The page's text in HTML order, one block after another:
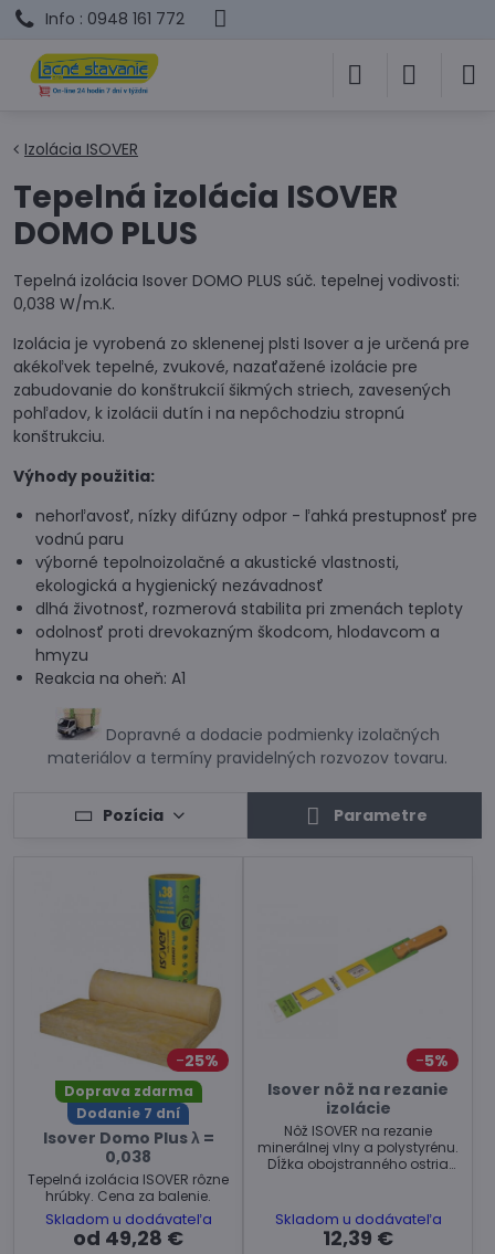
Info : 0948 161 772
Izolácia ISOVER
Tepelná izolácia ISOVER
DOMO PLUS
Tepelná izolácia Isover DOMO PLUS súč. tepelnej vodivosti:
0,038 W/m.K.
Izolácia je vyrobená zo sklenenej plsti Isover a je určená pre
akékoľvek tepelné, zvukové, nazaťažené izolácie pre
zabudovanie do konštrukcií šikmých striech, zavesených
pohľadov, k izolácii dutín i na nepôchodziu stropnú
konštrukciu.
Výhody použitia:
nehorľavosť, nízky difúzny odpor - ľahká prestupnosť pre
vodnú paru
výborné tepolnoizolačné a akustické vlastnosti,
ekologická a hygienický nezávadnosť
dlhá životnosť, rozmerová stabilita pri zmenách teploty
odolnosť proti drevokazným škodcom, hlodavcom a
hmyzu
Reakcia na oheň: A1
Dopravné a dodacie podmienky izolačných
materiálov a termíny pravidelných rozvozov tovaru.
Pozícia Parametre
25%
Doprava zdarma
Dodanie 7 dní
Isover Domo Plus λ =
0,038
Tepelná izolácia ISOVER rôzne
hrúbky. Cena za balenie.
Skladom u dodávateľa
od 49,28 €
5%
Isover nôž na rezanie
izolácie
Nôž ISOVER na rezanie
minerálnej vlny a polystyrénu.
Dĺžka obojstranného ostria
Skladom u dodávateľa
12,39 €